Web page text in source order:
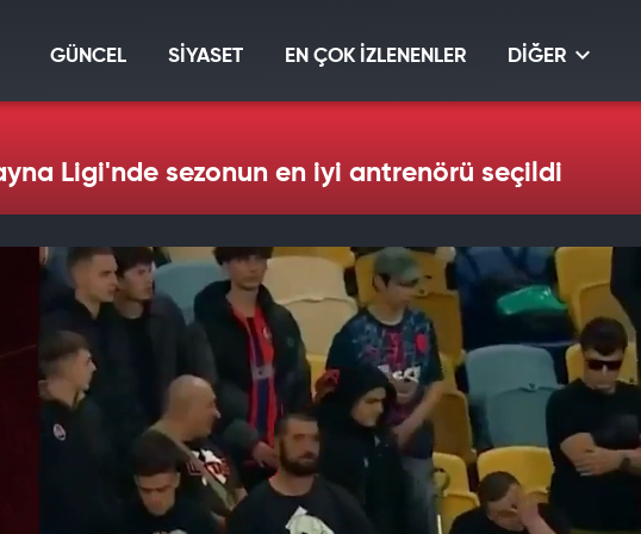
GÜNCEL SİYASET EN ÇOK İZLENENLER DİĞER
Ligi'nde sezonun en iyi antrenörü seçildi